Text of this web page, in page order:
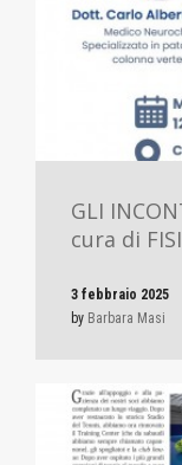
GLI
cura di
3 febbraio 2025
by Barbara Masi